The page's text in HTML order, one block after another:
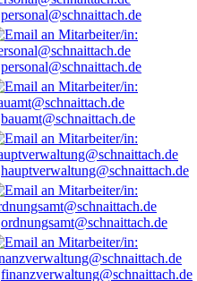
personal@schnaittach.de
personal@schnaittach.de
bauamt@schnaittach.de
hauptverwaltung@schnaittach.de
ordnungsamt@schnaittach.de
finanzverwaltung@schnaittach.de